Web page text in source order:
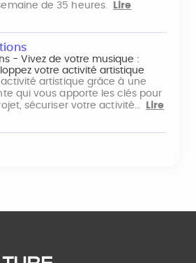
de 35 heures.
Lire
- Vivez de votre musique :
votre activité artistique
artistique grâce à une
qui vous apporte les clés pour
sécuriser votre activité…
Lire